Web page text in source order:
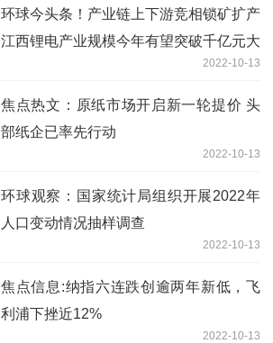
环球今头条！产业链上下游竞相锁矿扩产
江西锂电产业规模今年有望突破千亿元大
2022-10-13
焦点热文：原纸市场开启新一轮提价 头
部纸企已率先行动
2022-10-13
环球观察：国家统计局组织开展2022年
人口变动情况抽样调查
2022-10-13
焦点信息:纳指六连跌创逾两年新低，飞
利浦下挫近12%
2022-10-13